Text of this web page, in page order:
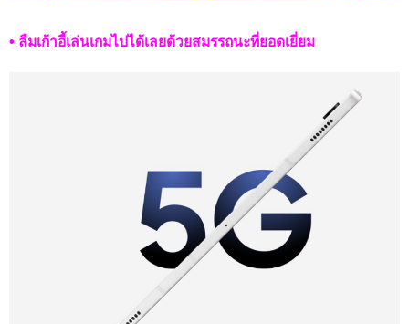
• ลืมเก้าอี้เล่นเกมไปได้เลยด้วยสมรรถนะที่ยอดเยี่ยม